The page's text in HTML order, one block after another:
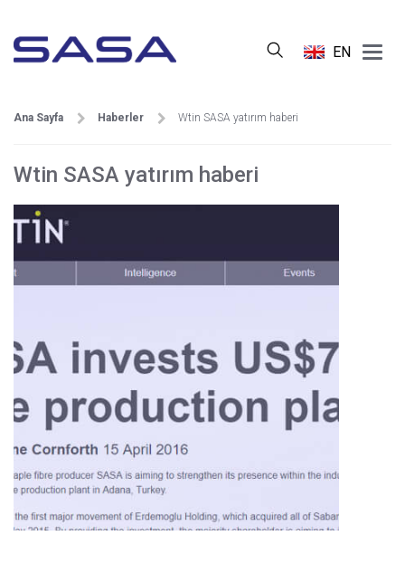
EN
Main
Menu
Ana Sayfa Haberler Wtin SASA yatırım haberi
Wtin SASA yatırım haberi